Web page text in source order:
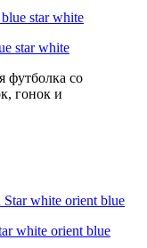
star white
футболка со
гонок и
white orient blue